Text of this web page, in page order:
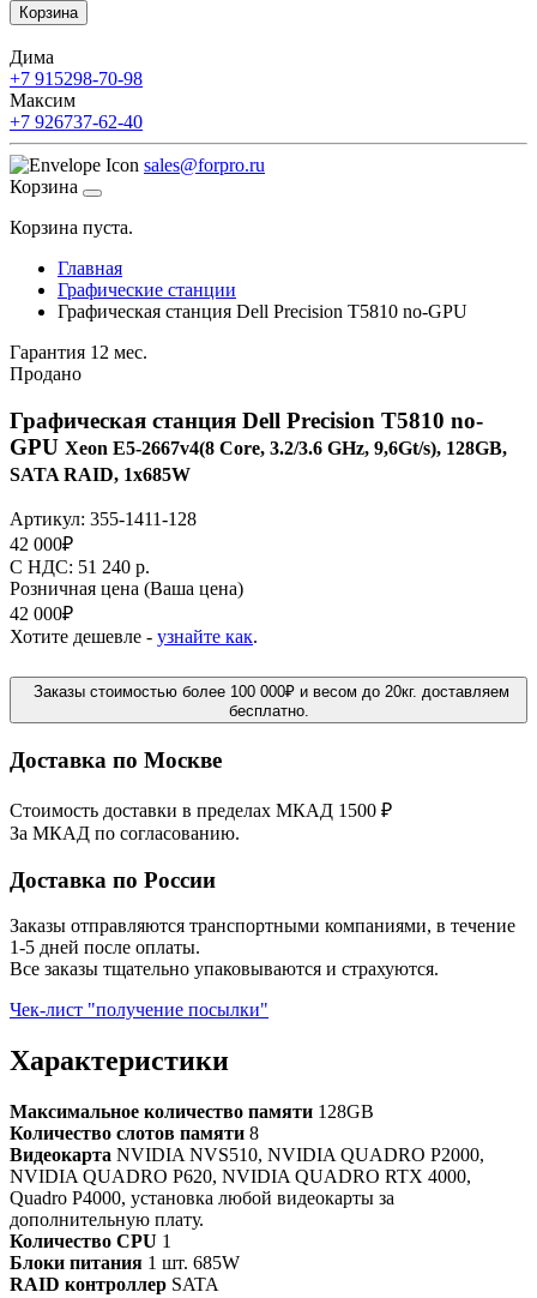
Корзина
Дима
+7 915298-70-98
Максим
+7 926737-62-40
sales@forpro.ru
Корзина
Корзина пуста.
Главная
Графические станции
Графическая станция Dell Precision T5810 no-GPU
Гарантия 12 мес.
Продано
Графическая станция Dell Precision T5810 no-
GPU Xeon E5-2667v4(8 Core, 3.2/3.6 GHz, 9,6Gt/s), 128GB,
SATA RAID, 1x685W
Артикул: 355-1411-128
42 000₽
C НДС: 51 240 р.
Розничная цена (Ваша цена)
42 000₽
Хотите дешевле - узнайте как.
Заказы стоимостью более 100 000₽ и весом до 20кг. доставляем
бесплатно.
Доставка по Москве
Стоимость доставки в пределах МКАД 1500 ₽
За МКАД по согласованию.
Доставка по России
Заказы отправляются транспортными компаниями, в течение
1-5 дней после оплаты.
Все заказы тщательно упаковываются и страхуются.
Чек-лист "получение посылки"
Характеристики
Максимальное количество памяти 128GB
Количество слотов памяти 8
Видеокарта NVIDIA NVS510, NVIDIA QUADRO P2000,
NVIDIA QUADRO P620, NVIDIA QUADRO RTX 4000,
Quadro P4000, установка любой видеокарты за
дополнительную плату.
Количество CPU 1
Блоки питания 1 шт. 685W
RAID контроллер SATA